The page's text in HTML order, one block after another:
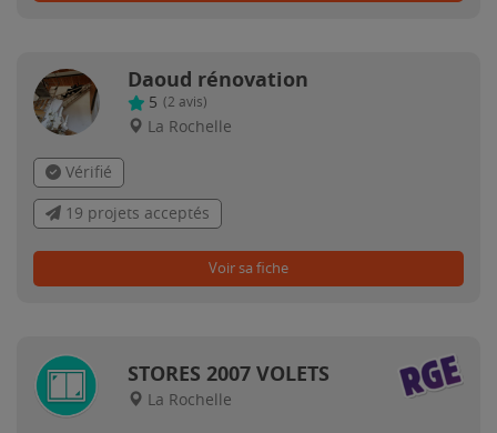
Daoud rénovation
5 (2 avis)
La Rochelle
Vérifié
19 projets acceptés
Voir sa fiche
STORES 2007 VOLETS
La Rochelle